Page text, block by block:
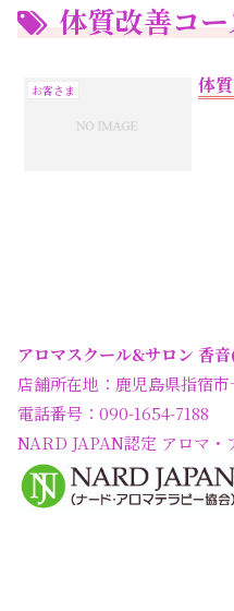
体質改善コー
お客さま 体
アロマスクール&サロン 香
店舗所在地：鹿児島県指宿市
電話番号：090-1654-7188
NARD JAPAN認定 アロマ・